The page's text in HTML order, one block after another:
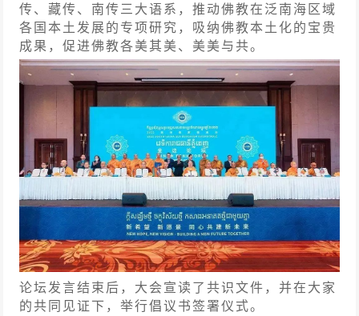
传、藏传、南传三大语系，推动佛教在泛南海区域
各国本土发展的专项研究，吸纳佛教本土化的宝贵
成果，促进佛教各美其美、美美与共。
论坛发言结束后，大会宣读了共识文件，并在大家
的共同见证下，举行倡议书签署仪式。